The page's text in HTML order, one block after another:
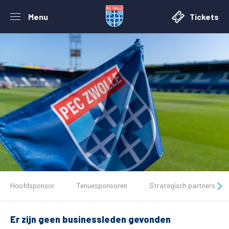
Menu Tickets
Tickets
Matchdays
Hoofdsponsor Tenuesponsoren Strategisch partners
Er zijn geen businessleden gevonden